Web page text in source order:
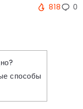
818 0
способы